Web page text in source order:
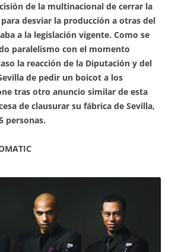
de la multinacional de cerrar la
desviar la producción a otras del
a la legislación vigente. Como se
paralelismo con el momento
la reacción de la Diputación y del
de pedir un boicot a los
tras otro anuncio similar de esta
de clausurar su fábrica de Sevilla,
personas.